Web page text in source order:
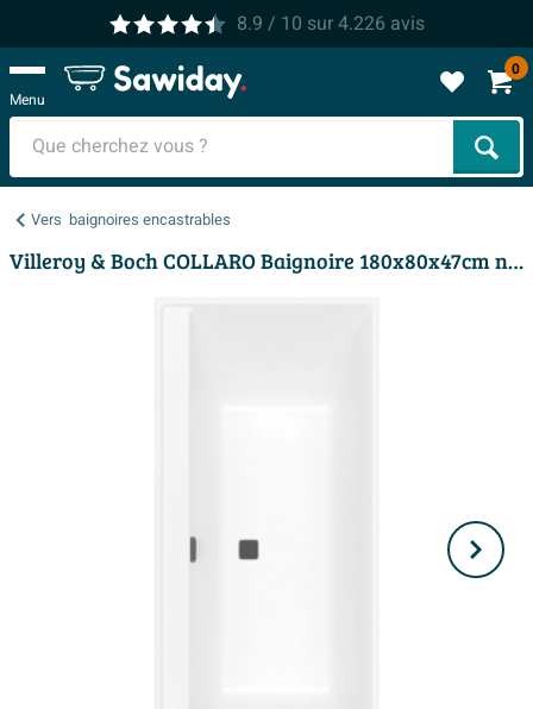
8.9 / 10 sur4.226 avis
Menu
0
Vers baignoires encastrables
Villeroy & Boch COLLARO Baignoire 180x80x47cm noir mat stone white